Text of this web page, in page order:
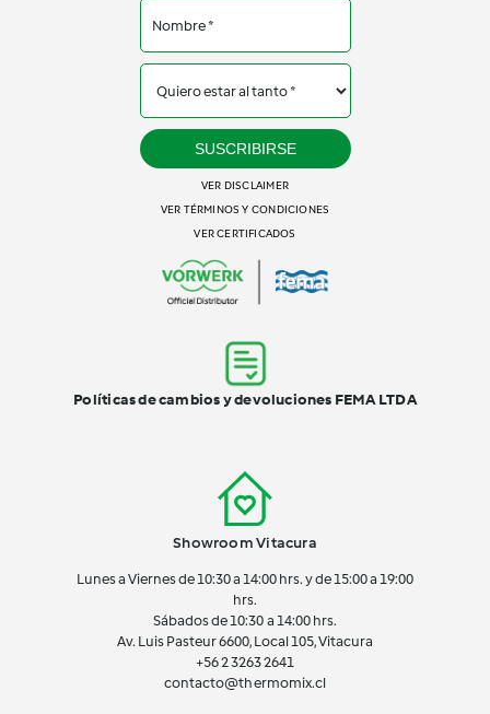
Showroom Vitacura
Lunes a Viernes de 10:30 a 14:00 hrs. y de 15:00 a 19:00
hrs.
Sábados de 10:30 a 14:00 hrs.
Av. Luis Pasteur 6600, Local 105, Vitacura
+56 2 3263 2641
contacto@thermomix.cl
SUSCRIBIRSE
VER DISCLAIMER
VER TÉRMINOS Y CONDICIONES
VER CERTIFICADOS
Políticas de cambios y devoluciones FEMA LTDA